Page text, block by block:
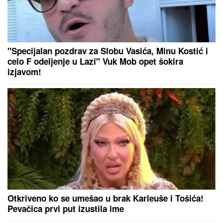
Zvezdina želja završila u Rumuniji
SANJA GRUJIĆ JE DRUGA OSOBA!
Markom: Odavde NE IZLAZI,
promene na njoj bodu oči (FOTO)
"NJU TREBA LEČITI"Marija Kulić se
oglasila nakon pomirenja Miljane i
Zole: Pokazala kakve poruke dobija i
otkrila sve o njihovom odnosu